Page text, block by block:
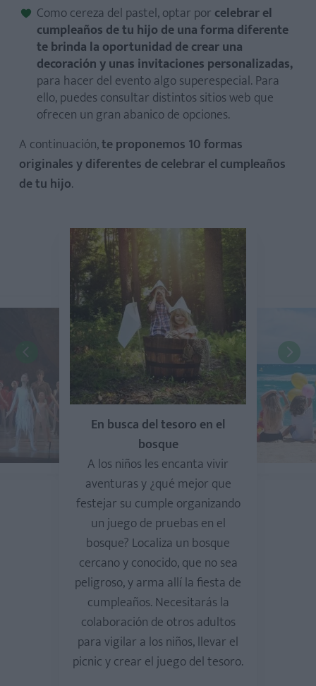
Como cereza del pastel, optar por celebrar el
cumpleaños de tu hijo de una forma diferente
te brinda la oportunidad de crear una
decoración y unas invitaciones personalizadas,
para hacer del evento algo superespecial. Para
ello, puedes consultar distintos sitios web que
ofrecen un gran abanico de opciones.
A continuación,te proponemos 10 formas
originales y diferentes de celebrar el cumpleaños
de tu hijo.
En busca del tesoro en el
bosque
A los niños les encanta vivir
aventuras y ¿qué mejor que
festejar su cumple organizando
un juego de pruebas en el
bosque? Localiza un bosque
cercano y conocido, que no sea
peligroso, y arma allí la fiesta de
cumpleaños. Necesitarás la
colaboración de otros adultos
para vigilar a los niños, llevar el
picnic y crear el juego del tesoro.